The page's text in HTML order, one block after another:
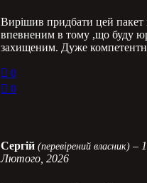
Вирішив придбати цей пакет
впевненим в тому ,що буду
захищеним. Дуже
0
0
Сергій (перевірений власник) –
Лютого, 2026